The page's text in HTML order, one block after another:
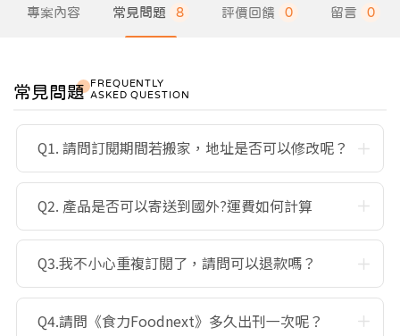
專案內容 常見問題 8 評價回饋 0 留言 0
常見問題FREQUENTLY
ASKED QUESTION
Q1. 請問訂閱期間若搬家，地址是否可以修改呢？
Q2. 產品是否可以寄送到國外?運費如何計算
Q3.我不小心重複訂閱了，請問可以退款嗎？
Q4.請問《食力Foodnext》多久出刊一次呢？